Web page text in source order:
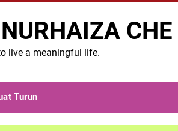
live a meaningful life.
Turun